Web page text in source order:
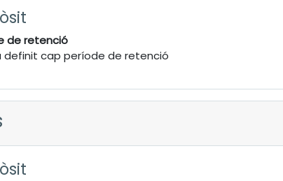
de retenció
definit cap període de retenció